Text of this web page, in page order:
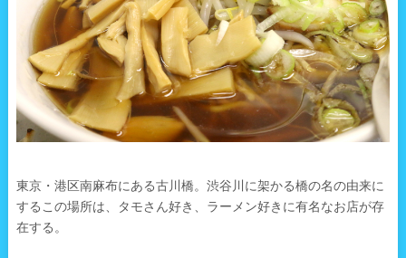
東京・港区南麻布にある古川橋。渋谷川に架かる橋の名の由来に
するこの場所は、タモさん好き、ラーメン好きに有名なお店が存
在する。